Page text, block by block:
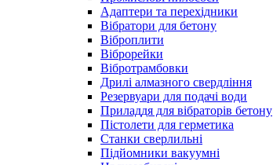
Адаптери та перехідники
Вібратори для бетону
Віброплити
Віброрейки
Вібротрамбовки
Дрилі алмазного свердління
Резервуари для подачі води
Приладдя для вібраторів бетону
Пістолети для герметика
Станки сверлильні
Підйомники вакуумні